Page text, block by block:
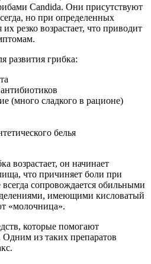
Candida. Они присутствуют
но при определенных
резко возрастает, что приводит
развития грибка:
(много сладкого в рационе)
белья
возрастает, он начинает
что причиняет боли при
сопровождается обильными
имеющими кисловатый
«молочница».
которые помогают
из таких препаратов